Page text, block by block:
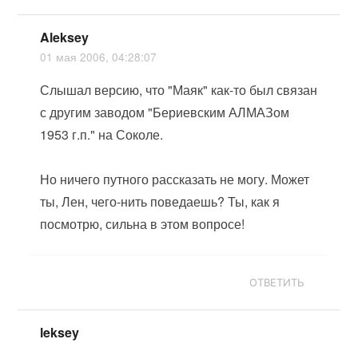
Aleksey
01 мая 2006, 04:28:07
Слышал версию, что "Маяк" как-то был связан
с другим заводом "Бериевским АЛМАЗом
1953 г.п." на Соколе.
Но ничего путного рассказать не могу. Может
ты, Лен, чего-нить поведаешь? Ты, как я
посмотрю, сильна в этом вопросе!
ОТВЕТИТЬ
leksey